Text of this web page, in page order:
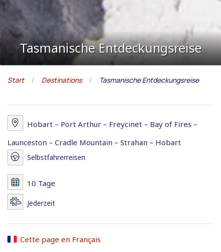
Tasmanische Entdeckungsreise
Start Destinations Tasmanische Entdeckungsreise
Hobart – Port Arthur – Freycinet – Bay of Fires –
Launceston – Cradle Mountain – Strahan – Hobart
Selbstfahrerreisen
10 Tage
Jederzeit
Cette page en Français